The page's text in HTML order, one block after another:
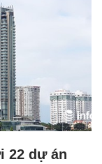
22 dự án